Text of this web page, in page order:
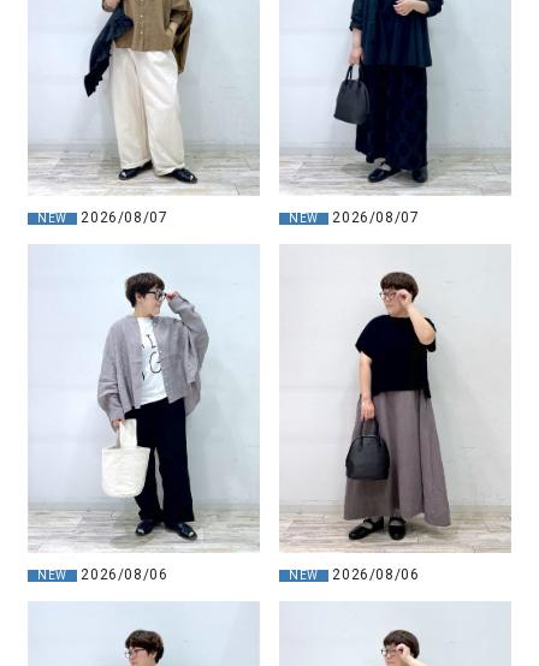
NEW 2026/08/07 NEW 2026/08/07
NEW 2026/08/06 NEW 2026/08/06